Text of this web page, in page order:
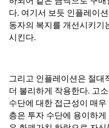
다. 여기서 보듯 인플레이
동자의 복지를 개선시키기
시킨다.
그리고 인플레이션은 절대
더 불리하게 작용한다. 고
수단에 대한 접근성이 매
층은 투자 수단에 용이하